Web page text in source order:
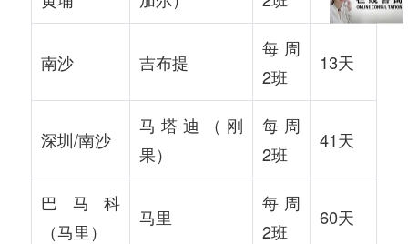
南沙 吉布提
每周
2班
13天
深圳/南沙
马塔迪（刚
果）
每周
2班
41天
巴马科
（马里）
马里
每周
2班
60天